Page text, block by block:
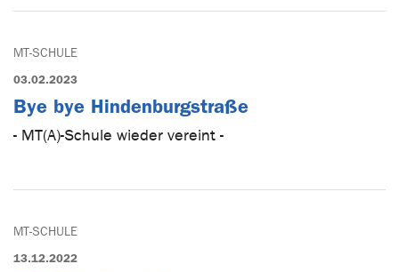
MT-SCHULE
03.02.2023
Bye bye Hindenburgstraße
- MT(A)-Schule wieder vereint -
MT-SCHULE
13.12.2022